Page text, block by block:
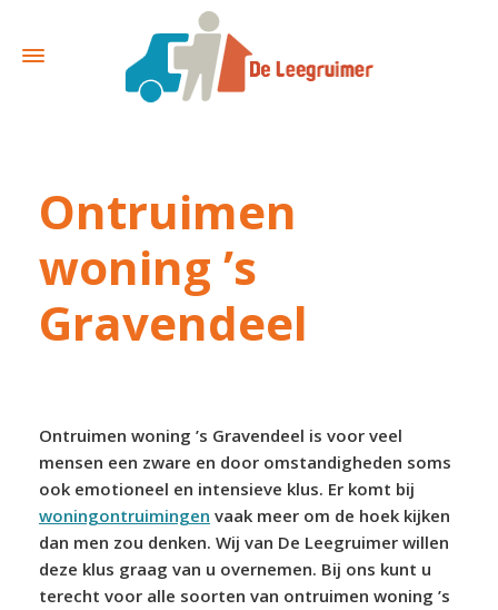
Ontruimen
woning ’s
Gravendeel
Ontruimen woning ’s Gravendeel is voor veel
mensen een zware en door omstandigheden soms
ook emotioneel en intensieve klus. Er komt bij
woningontruimingen vaak meer om de hoek kijken
dan men zou denken. Wij van De Leegruimer willen
deze klus graag van u overnemen. Bij ons kunt u
terecht voor alle soorten van ontruimen woning ’s